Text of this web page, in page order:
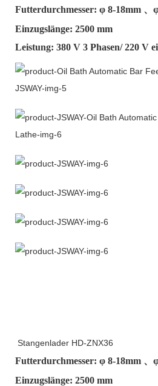
Futterdurchmesser: φ 8-18mm 、
Einzugslänge: 2500 mm
Leistung: 380 V 3 Phasen/ 220 V
Stangenlader HD-ZNX36
Futterdurchmesser: φ 8-18mm 、
Einzugslänge: 2500 mm